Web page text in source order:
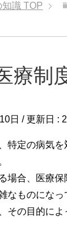
知識 TOP
療制
日 / 更新日 :
特定の病気
場合、医療
なものになっ
その目的に